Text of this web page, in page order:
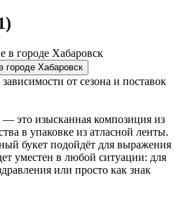
от сезона и поставок
— это изысканная композиция из
в упаковке из атласной ленты.
букет подойдёт для выражения
уместен в любой ситуации: для
или просто как знак